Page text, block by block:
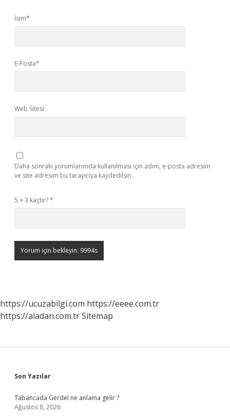
İsim*
E-Posta*
Web Sitesi
Daha sonraki yorumlarımda kullanılması için adım, e-posta adresim
ve site adresim bu tarayıcıya kaydedilsin.
5 + 3 kaçtır?*
https://ucuzabilgi.com https://eeee.com.tr
https://aladan.com.trSitemap
Sidebar
Son Yazılar
Tabancada Gerdel ne anlama gelir ?
Ağustos 8, 2026